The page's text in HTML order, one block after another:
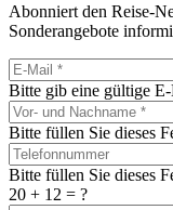
Abonniert den Reise-
Sonderangebote
Bitte gib eine gültige
Bitte füllen Sie dieses
Bitte füllen Sie dieses
20 + 12 = ?